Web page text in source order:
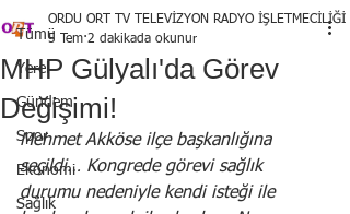
Tümü
Yerel
Gündem
Spor
Ekonomi
Sağlık
MHP Gülyalı'da Görev
Değişimi!
ORDU ORT TV TELEVİZYON RADYO İŞLETMECİLİĞİ
5 Tem 2 dakikada okunur
Mehmet Akköse ilçe başkanlığına
seçildi… Kongrede görevi sağlık
durumu nedeniyle kendi isteği ile